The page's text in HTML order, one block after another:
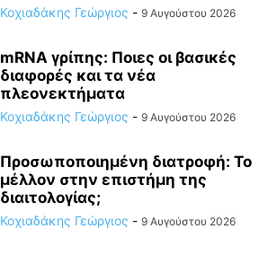
Κοχιαδάκης Γεώργιος - 9 Αυγούστου 2026
mRNA γρίπης: Ποιες οι βασικές
διαφορές και τα νέα
πλεονεκτήματα
Κοχιαδάκης Γεώργιος - 9 Αυγούστου 2026
Προσωποποιημένη διατροφή: Το
μέλλον στην επιστήμη της
διαιτολογίας;
Κοχιαδάκης Γεώργιος - 9 Αυγούστου 2026